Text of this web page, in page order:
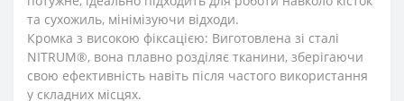
та сухожиль, мінімізуючи відходи.
Кромка з високою фіксацією: Виготовлена ​​зі сталі
NITRUM®, вона плавно розділяє тканини, зберігаючи
свою ефективність навіть після частого використання
у складних місцях.